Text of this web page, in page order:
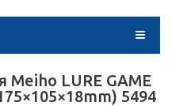
LURE GAME
5494